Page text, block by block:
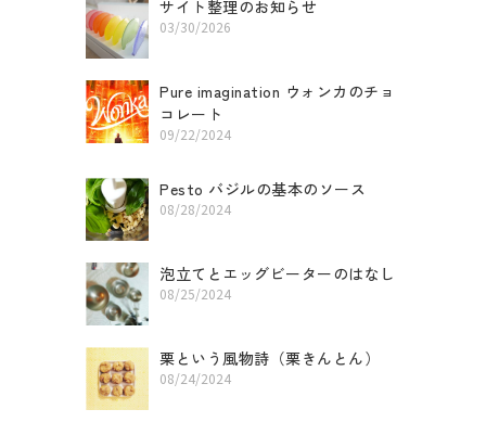
サイト整理のお知らせ
03/30/2026
Pure imagination ウォンカのチョ
コレート
09/22/2024
Pesto バジルの基本のソース
08/28/2024
泡立てとエッグビーターのはなし
08/25/2024
栗という風物詩（栗きんとん）
08/24/2024